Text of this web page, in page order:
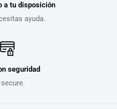
a tu disposición
ayuda.
seguridad